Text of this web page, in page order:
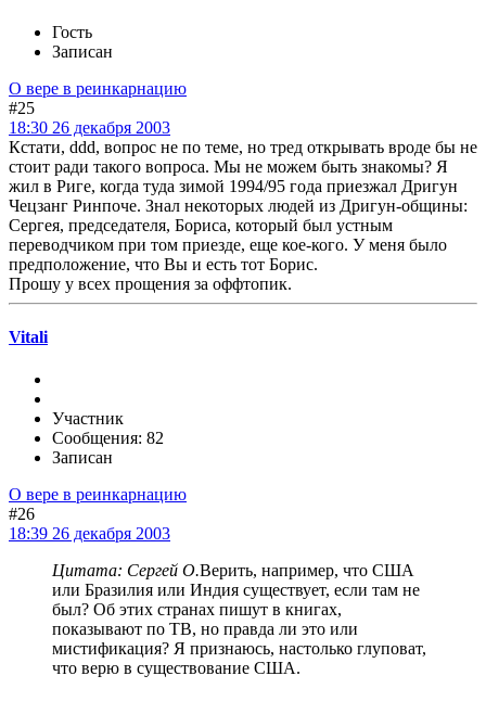
Гость
Записан
О вере в реинкарнацию
#25
18:30 26 декабря 2003
Кстати, ddd, вопрос не по теме, но тред открывать вроде бы не
стоит ради такого вопроса. Мы не можем быть знакомы? Я
жил в Риге, когда туда зимой 1994/95 года приезжал Дригун
Чецзанг Ринпоче. Знал некоторых людей из Дригун-общины:
Сергея, председателя, Бориса, который был устным
переводчиком при том приезде, еще кое-кого. У меня было
предположение, что Вы и есть тот Борис.
Прошу у всех прощения за оффтопик.
Vitali
Участник
Сообщения: 82
Записан
О вере в реинкарнацию
#26
18:39 26 декабря 2003
Цитата: Сергей О.Верить, например, что США
или Бразилия или Индия существует, если там не
был? Об этих странах пишут в книгах,
показывают по ТВ, но правда ли это или
мистификация? Я признаюсь, настолько глуповат,
что верю в существование США.